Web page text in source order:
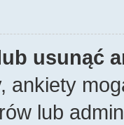
usunąć
ankiety
lub